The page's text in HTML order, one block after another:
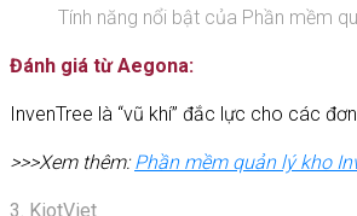
Tính năng nổi bật của Phần mềm
Đánh giá từ Aegona:
InvenTree là “vũ khí” đắc lực cho các
>>>Xem thêm:Phần mềm quản lý kho
3. KiotViet